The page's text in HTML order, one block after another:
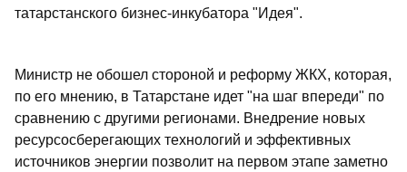
татарстанского бизнес-инкубатора "Идея".
Министр не обошел стороной и реформу ЖКХ, которая,
по его мнению, в Татарстане идет "на шаг впереди" по
сравнению с другими регионами. Внедрение новых
ресурсосберегающих технологий и эффективных
источников энергии позволит на первом этапе заметно